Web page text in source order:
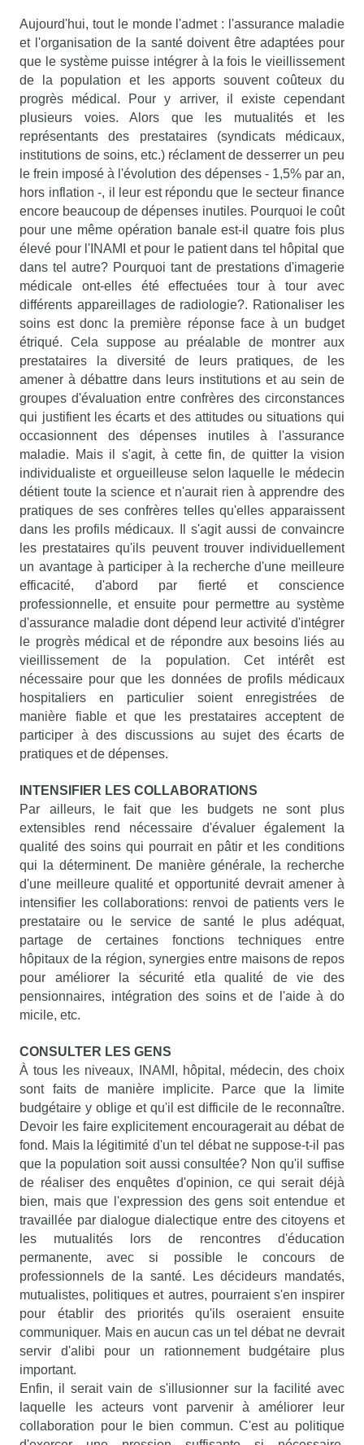
Aujourd'hui, tout le monde l'admet : l'assurance maladie
et l'organisation de la santé doivent être adaptées pour
que le système puisse intégrer à la fois le vieillissement
de la population et les apports souvent coûteux du
progrès médical. Pour y arriver, il existe cependant
plusieurs voies. Alors que les mutualités et les
représentants des prestataires (syndicats médicaux,
institutions de soins, etc.) réclament de desserrer un peu
le frein imposé à l'évolution des dépenses - 1,5% par an,
hors inflation -, il leur est répondu que le secteur finance
encore beaucoup de dépenses inutiles. Pourquoi le coût
pour une même opération banale est-il quatre fois plus
élevé pour l'INAMI et pour le patient dans tel hôpital que
dans tel autre? Pourquoi tant de prestations d'imagerie
médicale ont-elles été effectuées tour à tour avec
différents appareillages de radiologie?. Rationaliser les
soins est donc la première réponse face à un budget
étriqué. Cela suppose au préalable de montrer aux
prestataires la diversité de leurs pratiques, de les
amener à débattre dans leurs institutions et au sein de
groupes d'évaluation entre confrères des circonstances
qui justifient les écarts et des attitudes ou situations qui
occasionnent des dépenses inutiles à l'assurance
maladie. Mais il s'agit, à cette fin, de quitter la vision
individualiste et orgueilleuse selon laquelle le médecin
détient toute la science et n'aurait rien à apprendre des
pratiques de ses confrères telles qu'elles apparaissent
dans les profils médicaux. Il s'agit aussi de convaincre
les prestataires qu'ils peuvent trouver individuellement
un avantage à participer à la recherche d'une meilleure
efficacité, d'abord par fierté et conscience
professionnelle, et ensuite pour permettre au système
d'assurance maladie dont dépend leur activité d'intégrer
le progrès médical et de répondre aux besoins liés au
vieillissement de la population. Cet intérêt est
nécessaire pour que les données de profils médicaux
hospitaliers en particulier soient enregistrées de
manière fiable et que les prestataires acceptent de
participer à des discussions au sujet des écarts de
pratiques et de dépenses.
INTENSIFIER LES COLLABORATIONS
Par ailleurs, le fait que les budgets ne sont plus
extensibles rend nécessaire d'évaluer également la
qualité des soins qui pourrait en pâtir et les conditions
qui la déterminent. De manière générale, la recherche
d'une meilleure qualité et opportunité devrait amener à
intensifier les collaborations: renvoi de patients vers le
prestataire ou le service de santé le plus adéquat,
partage de certaines fonctions techniques entre
hôpitaux de la région, synergies entre maisons de repos
pour améliorer la sécurité etla qualité de vie des
pensionnaires, intégration des soins et de l'aide à do
micile, etc.
CONSULTER LES GENS
À tous les niveaux, INAMI, hôpital, médecin, des choix
sont faits de manière implicite. Parce que la limite
budgétaire y oblige et qu'il est difficile de le reconnaître.
Devoir les faire explicitement encouragerait au débat de
fond. Mais la légitimité d'un tel débat ne suppose-t-il pas
que la population soit aussi consultée? Non qu'il suffise
de réaliser des enquêtes d'opinion, ce qui serait déjà
bien, mais que l'expression des gens soit entendue et
travaillée par dialogue dialectique entre des citoyens et
les mutualités lors de rencontres d'éducation
permanente, avec si possible le concours de
professionnels de la santé. Les décideurs mandatés,
mutualistes, politiques et autres, pourraient s'en inspirer
pour établir des priorités qu'ils oseraient ensuite
communiquer. Mais en aucun cas un tel débat ne devrait
servir d'alibi pour un rationnement budgétaire plus
important.
Enfin, il serait vain de s'illusionner sur la facilité avec
laquelle les acteurs vont parvenir à améliorer leur
collaboration pour le bien commun. C'est au politique